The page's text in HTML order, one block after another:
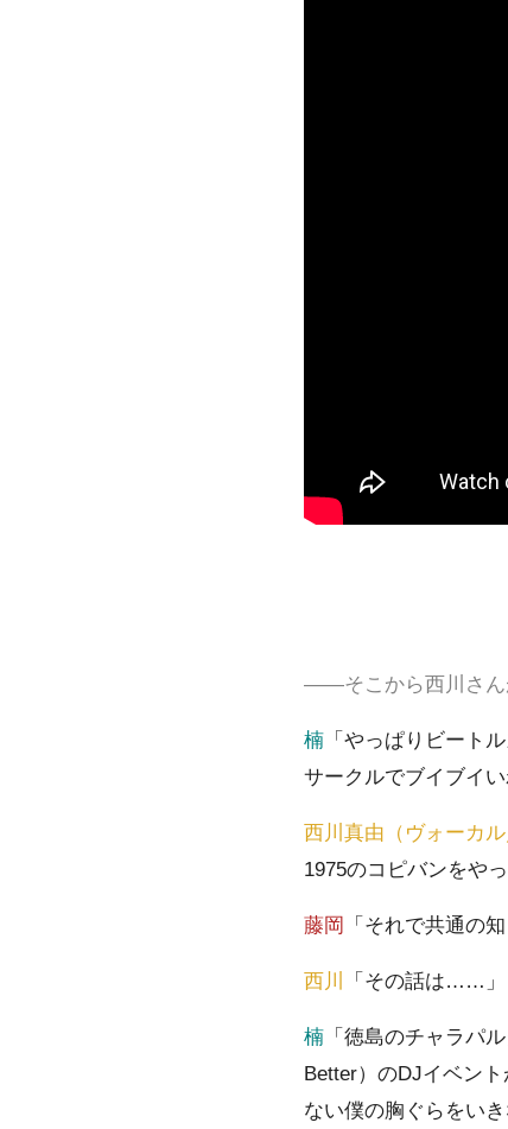
――そこから西川さん
楠 「やっぱりビート
サークルでブイブイ
西川真由（ヴォーカル
1975のコピバンをや
藤岡 「それで共通の
西川 「その話は……」
楠 「徳島のチャラパ
Better）のDJイベン
ない僕の胸ぐらをい